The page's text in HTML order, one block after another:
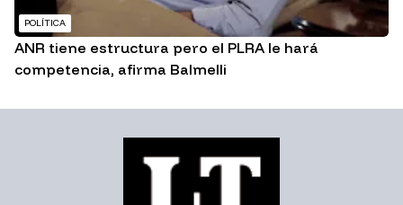
POLÍTICA
ANR tiene estructura pero el PLRA le hará
competencia, afirma Balmelli